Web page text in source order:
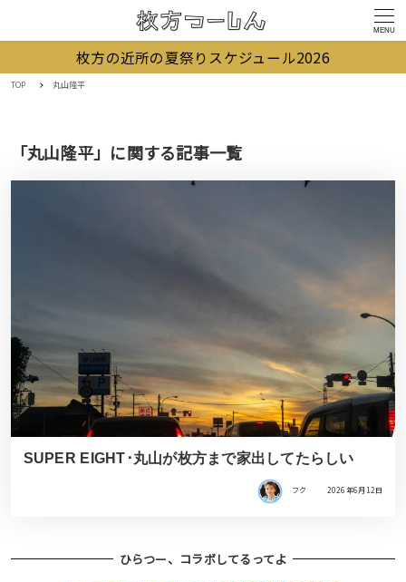
MENU
枚方の近所の夏祭りスケジュール2026
TOP 丸山隆平
「丸山隆平」に関する記事一覧
SUPER EIGHT･丸山が枚方まで家出してたらしい
フク 2026年6月12日
ひらつー、コラボしてるってよ